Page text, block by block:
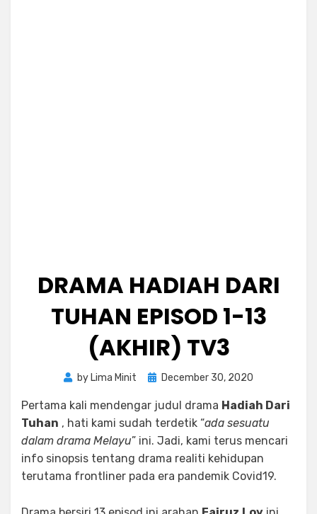
DRAMA HADIAH DARI
TUHAN EPISOD 1-13
(AKHIR) TV3
by Lima Minit
PostedDecember 30, 2020
Pertama kali mendengar judul drama Hadiah Dari
Tuhan , hati kami sudah terdetik “ada sesuatu
dalam drama Melayu” ini. Jadi, kami terus mencari
info sinopsis tentang drama realiti kehidupan
terutama frontliner pada era pandemik Covid19.